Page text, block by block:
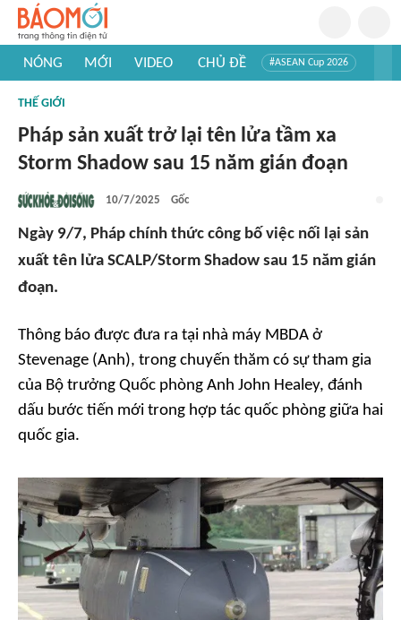
NÓNG MỚI VIDEO CHỦ ĐỀ #ASEAN Cup 2026
#Khám phá thế giới
THẾ GIỚI
Pháp sản xuất trở lại tên lửa tầm xa
Storm Shadow sau 15 năm gián đoạn
10/7/2025 Gốc
Ngày 9/7, Pháp chính thức công bố việc nối lại sản
xuất tên lửa SCALP/Storm Shadow sau 15 năm gián
đoạn.
Thông báo được đưa ra tại nhà máy MBDA ở
Stevenage (Anh), trong chuyến thăm có sự tham gia
của Bộ trưởng Quốc phòng Anh John Healey, đánh
dấu bước tiến mới trong hợp tác quốc phòng giữa hai
quốc gia.